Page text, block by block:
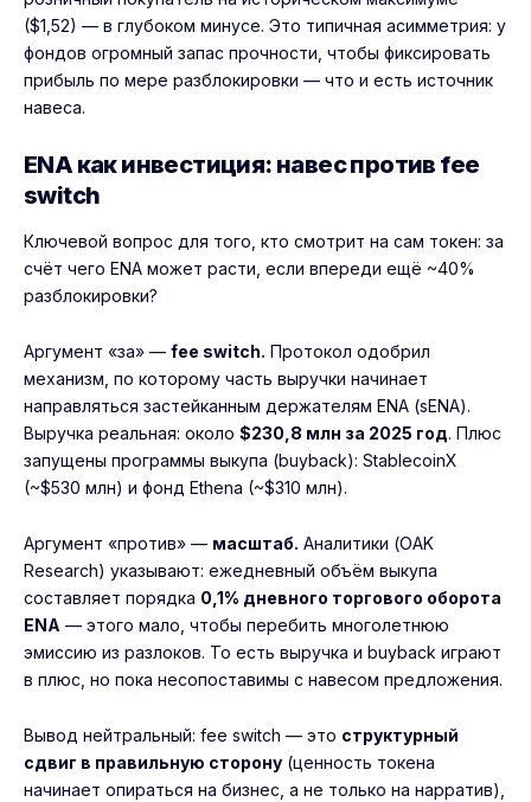
($1,52) — в глубоком минусе. Это типичная асимметрия: у
фондов огромный запас прочности, чтобы фиксировать
прибыль по мере разблокировки — что и есть источник
навеса.
ENA как инвестиция: навес против fee
switch
Ключевой вопрос для того, кто смотрит на сам токен: за
счёт чего ENA может расти, если впереди ещё ~40%
разблокировки?
Аргумент «за» — fee switch. Протокол одобрил
механизм, по которому часть выручки начинает
направляться застейканным держателям ENA (sENA).
Выручка реальная: около $230,8 млн за 2025 год. Плюс
запущены программы выкупа (buyback): StablecoinX
(~$530 млн) и фонд Ethena (~$310 млн).
Аргумент «против» — масштаб. Аналитики (OAK
Research) указывают: ежедневный объём выкупа
составляет порядка 0,1% дневного торгового оборота
ENA — этого мало, чтобы перебить многолетнюю
эмиссию из разлоков. То есть выручка и buyback играют
в плюс, но пока несопоставимы с навесом предложения.
Вывод нейтральный: fee switch — это структурный
сдвиг в правильную сторону (ценность токена
начинает опираться на бизнес, а не только на нарратив),